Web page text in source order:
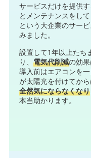
サービスだけを提供
とメンテナンスをし
という大企業のサー
みました。
設置して1年以上たち
り、 電気代削減の効果
導入前はエアコンを
が太陽光を付けてか
全然気にならなくなり
本当助かります。